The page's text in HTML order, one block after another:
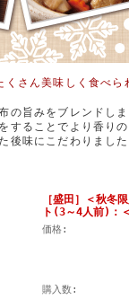
さん美味しく食べら
の旨みをブレンドしま
することでより香り
後味にこだわりまし
［盛田］＜秋冬
ト(3～4人前)：
価格:
購入数: